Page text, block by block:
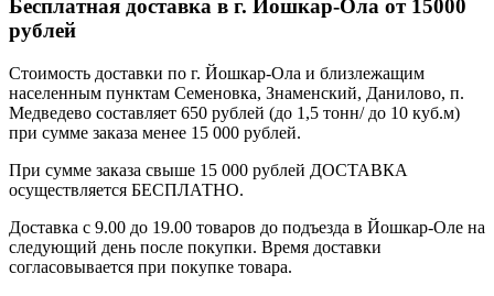
Бесплатная доставка в г. Йошкар-Ола от 15000
рублей
Стоимость доставки по г. Йошкар-Ола и близлежащим
населенным пунктам Семеновка, Знаменский, Данилово, п.
Медведево составляет 650 рублей (до 1,5 тонн/ до 10 куб.м)
при сумме заказа менее 15 000 рублей.
При сумме заказа свыше 15 000 рублей ДОСТАВКА
осуществляется БЕСПЛАТНО.
Доставка с 9.00 до 19.00 товаров до подъезда в Йошкар-Оле на
следующий день после покупки. Время доставки
согласовывается при покупке товара.